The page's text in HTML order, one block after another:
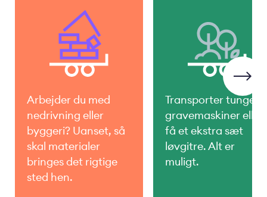
Arbejder du med
nedrivning eller
byggeri? Uanset, så
skal materialer
bringes det rigtige
sted hen.
Transporter tunge
gravemaskiner eller
få et ekstra sæt
løvgitre. Alt er
muligt.